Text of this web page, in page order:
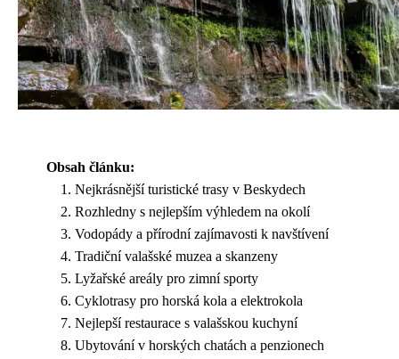
Obsah článku:
Nejkrásnější turistické trasy v Beskydech
Rozhledny s nejlepším výhledem na okolí
Vodopády a přírodní zajímavosti k navštívení
Tradiční valašské muzea a skanzeny
Lyžařské areály pro zimní sporty
Cyklotrasy pro horská kola a elektrokola
Nejlepší restaurace s valašskou kuchyní
Ubytování v horských chatách a penzionech